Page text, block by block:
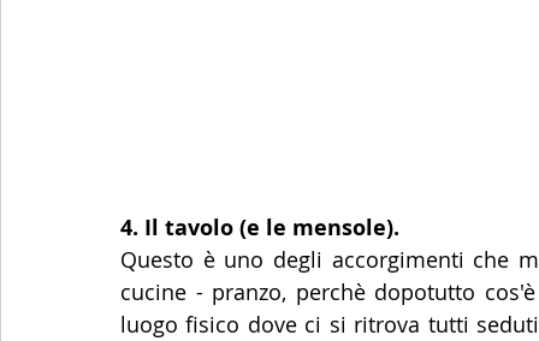
4. Il tavolo (e le mensole).
Questo è uno degli accorgimenti che
cucine - pranzo, perchè dopotutto
luogo fisico dove ci si ritrova tutti